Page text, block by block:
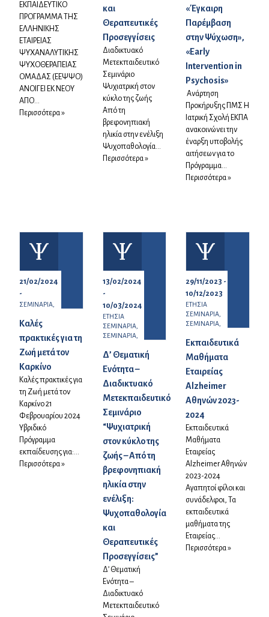
ΕΚΠΑΙΔΕΥΤΙΚΟ
ΠΡΟΓΡΑΜΜΑ ΤΗΣ
ΕΛΛΗΝΙΚΗΣ
ΕΤΑΙΡΕΙΑΣ
ΨΥΧΑΝΑΛΥΤΙΚΗΣ
ΨΥΧΟΘΕΡΑΠΕΙΑΣ
ΟΜΑΔΑΣ (ΕΕΨΨΟ)
ΑΝΟΙΓΕΙ ΕΚ ΝΕΟΥ
ΑΠΟ...
Περισσότερα »
και
Θεραπευτικές
Προσεγγίσεις
Διαδικτυακό
Μετεκπαιδευτικό
Σεμινάριο
Ψυχιατρική στον
κύκλο της ζωής
Από τη
βρεφονηπιακή
ηλικία στην ενέλιξη
Ψυχοπαθολογία...
Περισσότερα »
«Έγκαιρη
Παρέμβαση
στην Ψύχωση»,
«Early
Intervention in
Psychosis»
Ανάρτηση
Προκήρυξης ΠΜΣ Η
Ιατρική Σχολή ΕΚΠΑ
ανακοινώνει την
έναρξη υποβολής
αιτήσεων για το
Πρόγραμμα...
Περισσότερα »
21/02/2024
-
ΣΕΜΙΝΑΡΙΑ,
Καλές
πρακτικές για τη
Ζωή μετά τον
Καρκίνο
Καλές πρακτικές για
τη Ζωή μετά τον
Καρκίνο 21
Φεβρουαρίου 2024
Υβριδικό
Πρόγραμμα
εκπαίδευσης για:...
Περισσότερα »
13/02/2024
-
10/03/2024
ΕΤΗΣΙΑ
ΣΕΜΙΝΑΡΙΑ,
ΣΕΜΙΝΑΡΙΑ,
Δ’ Θεματική
Ενότητα –
Διαδικτυακό
Μετεκπαιδευτικό
Σεμινάριο
“Ψυχιατρική
στον κύκλο της
ζωής – Από τη
βρεφονηπιακή
ηλικία στην
ενέλιξη:
Ψυχοπαθολογία
και
Θεραπευτικές
Προσεγγίσεις”
Δ’ Θεματική
Ενότητα –
Διαδικτυακό
Μετεκπαιδευτικό
29/11/2023 -
10/12/2023
ΕΤΗΣΙΑ
ΣΕΜΙΝΑΡΙΑ,
ΣΕΜΙΝΑΡΙΑ,
Εκπαιδευτικά
Μαθήματα
Εταιρείας
Alzheimer
Αθηνών 2023-
2024
Εκπαιδευτικά
Μαθήματα
Εταιρείας
Alzheimer Αθηνών
2023-2024
Αγαπητοί φίλοι και
συνάδελφοι, Τα
εκπαιδευτικά
μαθήματα της
Εταιρείας...
Περισσότερα »